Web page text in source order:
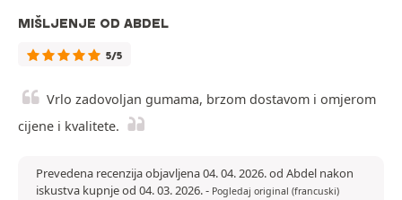
MIŠLJENJE OD ABDEL
5/5
Vrlo zadovoljan gumama, brzom dostavom i omjerom
cijene i kvalitete.
Prevedena recenzija objavljena 04. 04. 2026. od Abdel nakon
iskustva kupnje od 04. 03. 2026.- Pogledaj original (francuski)